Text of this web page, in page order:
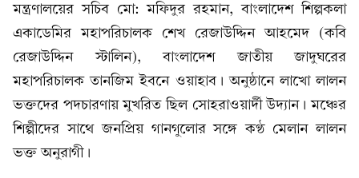
মন্ত্রণালয়ের সচিব মো: মফিদুর রহমান, বাংলাদেশ শিল্পকলা
একাডেমির মহাপরিচালক শেখ রেজাউদ্দিন আহমেদ (কবি
রেজাউদ্দিন স্টালিন), বাংলাদেশ জাতীয় জাদুঘরের
মহাপরিচালক তানজিম ইবনে ওয়াহাব। অনুষ্ঠানে লাখো লালন
ভক্তদের পদচারণায় মুখরিত ছিল সোহরাওয়ার্দী উদ্যান। মঞ্চের
শিল্পীদের সাথে জনপ্রিয় গানগুলোর সঙ্গে কণ্ঠ মেলান লালন
ভক্ত অনুরাগী। ‍